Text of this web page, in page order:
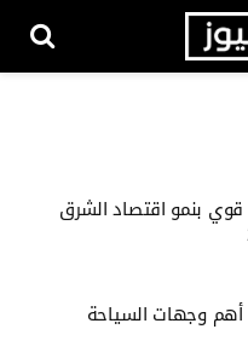
قوي بنمو اقتصاد الشرق
أهم وجهات السياحة